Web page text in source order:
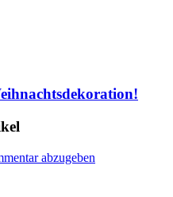
abzugeben